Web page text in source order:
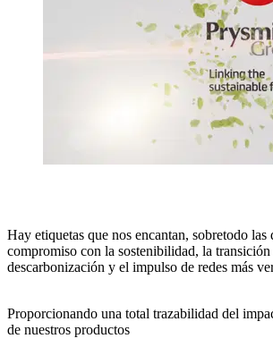
Hay etiquetas que nos encantan, sobretodo las
compromiso con la sostenibilidad, la transición
descarbonización y el impulso de redes más
Proporcionando una total trazabilidad del
de nuestros productos